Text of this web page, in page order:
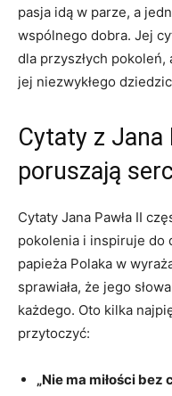
‌pasja idą w parze, a
wspólnego dobra. Jej
dla przyszłych
jej niezwykłego
Cytaty⁢ z Jana
poruszają
Cytaty Jana Pawła ​II
pokolenia i ⁣inspiruje do
papieża Polaka w‍
sprawiała,⁣ że jego
każdego. Oto kilka
przytoczyć:
„Nie ma miłości bez